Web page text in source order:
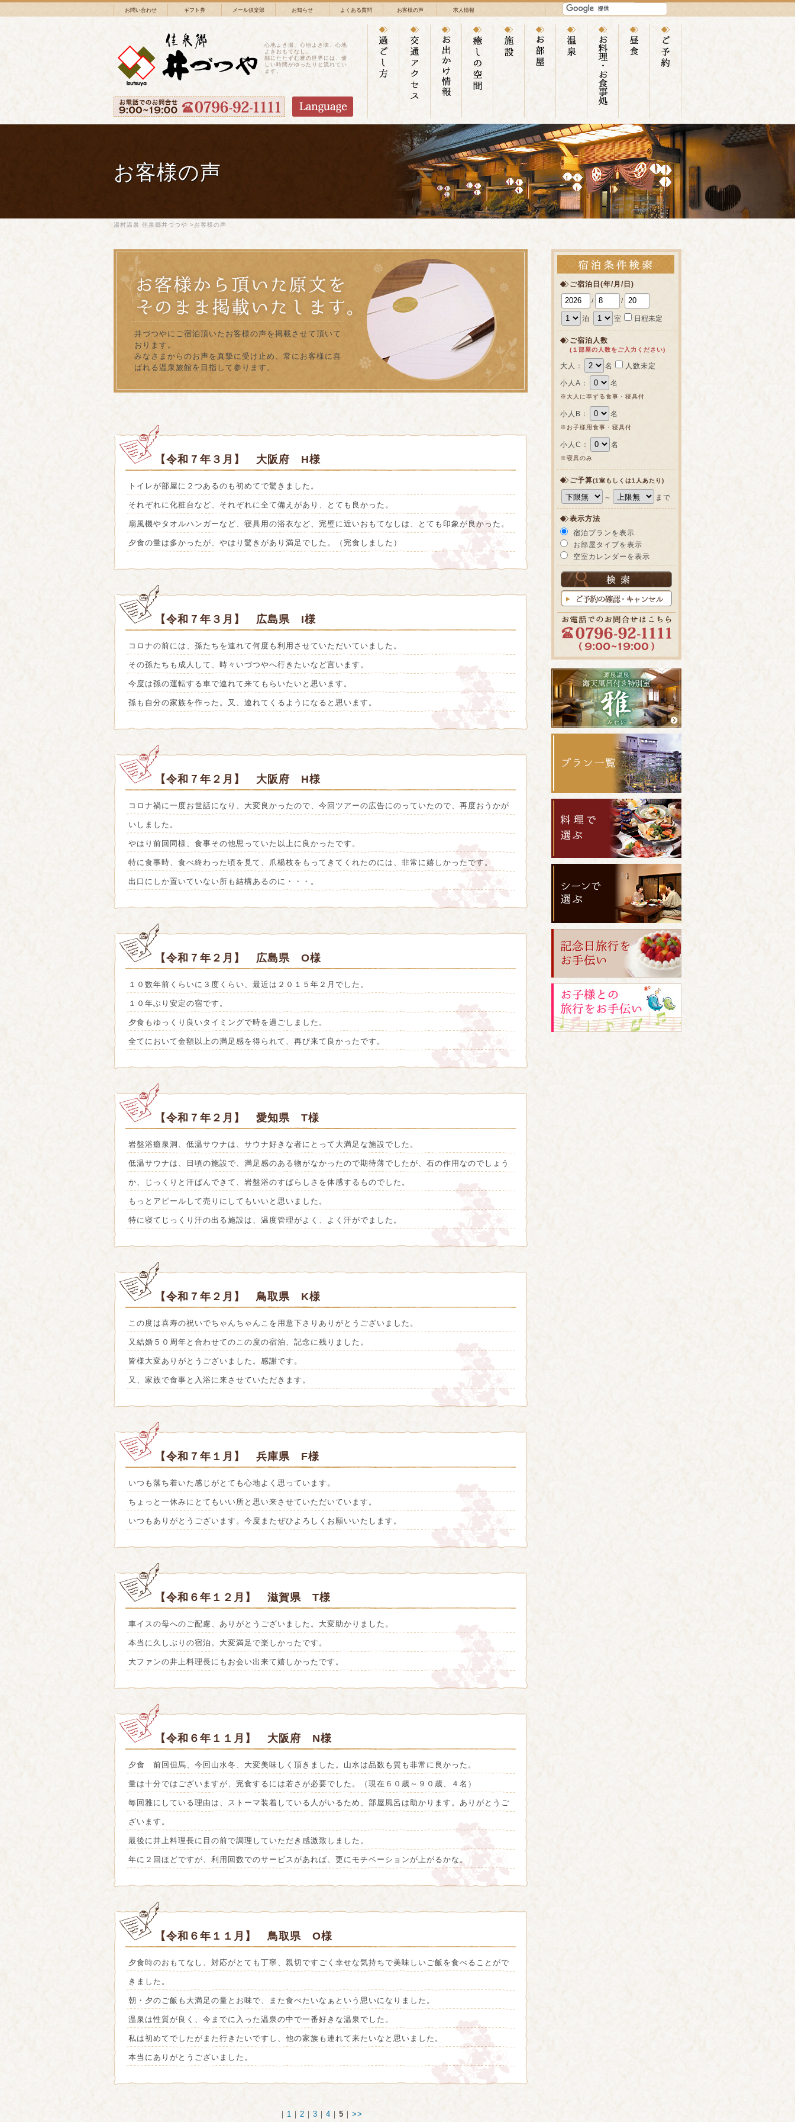
お問い合わせ ギフト券 メール倶楽部 お知らせ よくある質問 お客様の声 求人情報
心地よき湯、心地よき味、心地
よきおもてなし。
鄙にたたずむ雅の世界には、優
しい時間がゆったりと流れてい
ます。
お客様の声
湯村温泉 佳泉郷井づつや >お客様の声
井づつやにご宿泊頂いたお客様の声を掲載させて頂いて
おります。
みなさまからのお声を真摯に受け止め、常にお客様に喜
ばれる温泉旅館を目指して参ります。
【令和７年３月】 大阪府 H様
トイレが部屋に２つあるのも初めてで驚きました。
それぞれに化粧台など、それぞれに全て備えがあり、とても良かった。
扇風機やタオルハンガーなど、寝具用の浴衣など、完璧に近いおもてなしは、とても印象が良かった。
夕食の量は多かったが、やはり驚きがあり満足でした。（完食しました）
【令和７年３月】 広島県 I様
コロナの前には、孫たちを連れて何度も利用させていただいていました。
その孫たちも成人して、時々いづつやへ行きたいなど言います。
今度は孫の運転する車で連れて来てもらいたいと思います。
孫も自分の家族を作った。又、連れてくるようになると思います。
【令和７年２月】 大阪府 H様
コロナ禍に一度お世話になり、大変良かったので、今回ツアーの広告にのっていたので、再度おうかが
いしました。
やはり前回同様、食事その他思っていた以上に良かったです。
特に食事時、食べ終わった頃を見て、爪楊枝をもってきてくれたのには、非常に嬉しかったです。
出口にしか置いていない所も結構あるのに・・・。
【令和７年２月】 広島県 O様
１０数年前くらいに３度くらい、最近は２０１５年２月でした。
１０年ぶり安定の宿です。
夕食もゆっくり良いタイミングで時を過ごしました。
全てにおいて金額以上の満足感を得られて、再び来て良かったです。
【令和７年２月】 愛知県 T様
岩盤浴癒泉洞、低温サウナは、サウナ好きな者にとって大満足な施設でした。
低温サウナは、日頃の施設で、満足感のある物がなかったので期待薄でしたが、石の作用なのでしょう
か、じっくりと汗ばんできて、岩盤浴のすばらしさを体感するものでした。
もっとアピールして売りにしてもいいと思いました。
特に寝てじっくり汗の出る施設は、温度管理がよく、よく汗がでました。
【令和７年２月】 鳥取県 K様
この度は喜寿の祝いでちゃんちゃんこを用意下さりありがとうございました。
又結婚５０周年と合わせてのこの度の宿泊、記念に残りました。
皆様大変ありがとうございました。感謝です。
又、家族で食事と入浴に来させていただきます。
【令和７年１月】 兵庫県 F様
いつも落ち着いた感じがとても心地よく思っています。
ちょっと一休みにとてもいい所と思い来させていただいています。
いつもありがとうございます。今度またぜひよろしくお願いいたします。
【令和６年１２月】 滋賀県 T様
車イスの母へのご配慮、ありがとうございました。大変助かりました。
本当に久しぶりの宿泊。大変満足で楽しかったです。
大ファンの井上料理長にもお会い出来て嬉しかったです。
【令和６年１１月】 大阪府 N様
夕食 前回但馬、今回山水冬、大変美味しく頂きました。山水は品数も質も非常に良かった。
量は十分ではございますが、完食するには若さが必要でした。（現在６０歳～９０歳、４名）
毎回雅にしている理由は、ストーマ装着している人がいるため、部屋風呂は助かります。ありがとうご
ざいます。
最後に井上料理長に目の前で調理していただき感激致しました。
年に２回ほどですが、利用回数でのサービスがあれば、更にモチベーションが上がるかな。
【令和６年１１月】 鳥取県 O様
夕食時のおもてなし、対応がとても丁寧、親切ですごく幸せな気持ちで美味しいご飯を食べることがで
きました。
朝・夕のご飯も大満足の量とお味で、また食べたいなぁという思いになりました。
温泉は性質が良く、今までに入った温泉の中で一番好きな温泉でした。
私は初めてでしたがまた行きたいですし、他の家族も連れて来たいなと思いました。
本当にありがとうございました。
｜ 1 ｜ 2 ｜ 3 ｜ 4 ｜ 5 ｜ >>
ご宿泊日(年/月/日)
/
/
泊 室 日程未定
ご宿泊人数
(１部屋の人数をご入力ください)
大人： 名 人数未定
小人A： 名
※大人に準ずる食事・寝具付
小人B： 名
※お子様用食事・寝具付
小人C： 名
※寝具のみ
ご予算(1室もしくは1人あたり)
～ まで
表示方法
宿泊プランを表示
お部屋タイプを表示
空室カレンダーを表示